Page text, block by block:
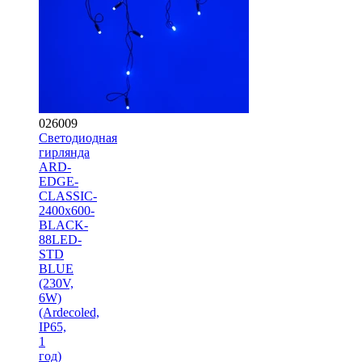
026009
Светодиодная
гирлянда
ARD-
EDGE-
CLASSIC-
2400x600-
BLACK-
88LED-
STD
BLUE
(230V,
6W)
(Ardecoled,
IP65,
1
год)